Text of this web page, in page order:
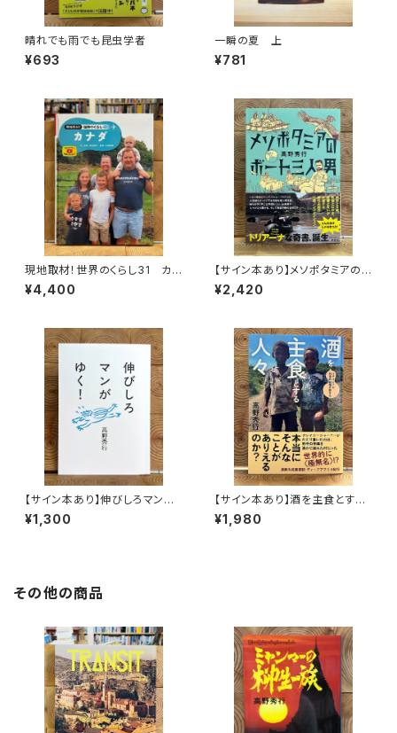
晴れでも雨でも昆虫学者
¥693
一瞬の夏 上
¥781
現地取材！世界のくらし31 カナ
ダ
¥4,400
【サイン本あり】メソポタミアの
ボート三人男
¥2,420
【サイン本あり】伸びしろマンが
ゆく！
¥1,300
【サイン本あり】酒を主食とする
人々 エチオピアの科学的秘境
を旅する
¥1,980
その他の商品